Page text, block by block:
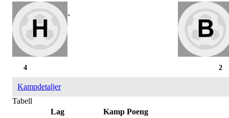
-
2
4
Kampdetaljer
Tabell
Lag
Kamp Poeng